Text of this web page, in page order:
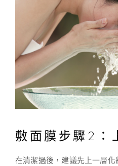
敷面膜步驟2：
在清潔過後，建議先上一層